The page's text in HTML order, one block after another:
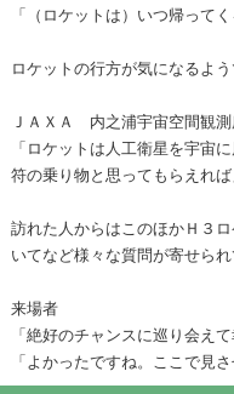
「（ロケットは）いつ帰ってく
ロケットの行方が気になるよう
ＪＡＸＡ 内之浦宇宙空間観
「ロケットは人工衛星を宇宙
符の乗り物と思ってもらえれば
訪れた人からはこのほかＨ３
いてなど様々な質問が寄せられ
来場者
「絶好のチャンスに巡り会えて
「よかったですね。ここで見